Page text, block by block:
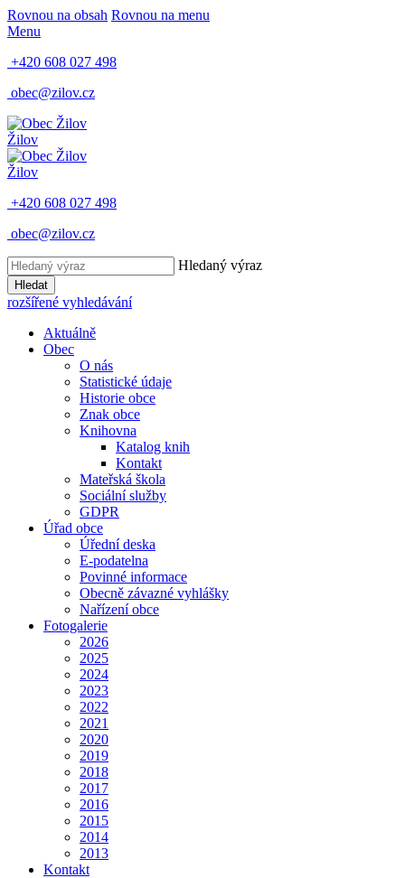
Rovnou na obsah Rovnou na menu
Menu
+420 608 027 498
obec@zilov.cz
Žilov
Žilov
+420 608 027 498
obec@zilov.cz
Hledaný výraz
Hledat
rozšířené vyhledávání
Aktuálně
Obec
O nás
Statistické údaje
Historie obce
Znak obce
Knihovna
Katalog knih
Kontakt
Mateřská škola
Sociální služby
GDPR
Úřad obce
Úřední deska
E-podatelna
Povinné informace
Obecně závazné vyhlášky
Nařízení obce
Fotogalerie
2026
2025
2024
2023
2022
2021
2020
2019
2018
2017
2016
2015
2014
2013
Kontakt